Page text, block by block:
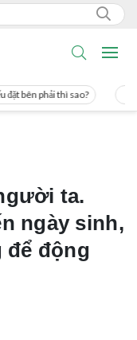
Cách uống nước mía
ta.
ngày sinh,
để động